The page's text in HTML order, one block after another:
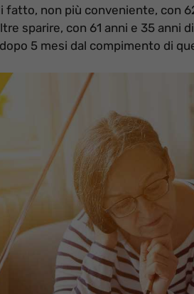
fatto, non più conveniente, con
sparire, con 61 anni e 35 anni
5 mesi dal compimento di